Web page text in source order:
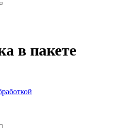
в пакете